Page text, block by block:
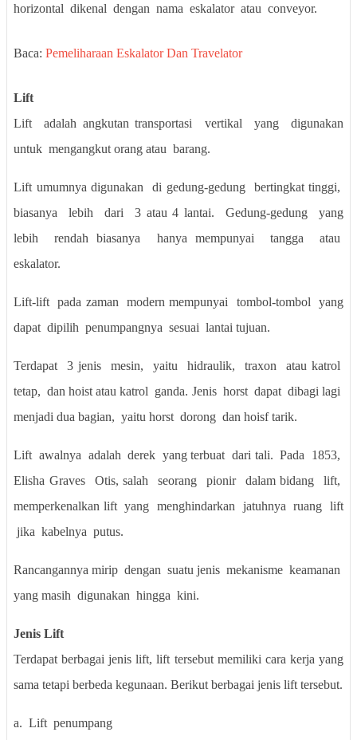
horizontal dikenal dengan nama eskalator atau conveyor.
Baca: Pemeliharaan Eskalator Dan Travelator
Lift
Lift
adalah angkutan transportasi vertikal yang
digunakan
untuk mengangkut orang atau barang.
Lift umumnya digunakan di gedung-gedung
bertingkat tinggi,
biasanya
lebih dari 3 atau 4 lantai. Gedung-gedung
yang
lebih
rendah biasanya hanya mempunyai tangga
atau
eskalator.
Lift-lift pada zaman modern mempunyai tombol-tombol
yang
dapat dipilih penumpangnya sesuai lantai tujuan.
Terdapat 3 jenis mesin, yaitu hidraulik, traxon
atau katrol
tetap, dan hoist atau katrol ganda. Jenis horst dapat dibagi lagi
menjadi dua bagian, yaitu horst dorong dan hoisf tarik.
Lift awalnya adalah derek yang terbuat dari tali. Pada
1853,
Elisha Graves
Otis, salah seorang pionir dalam bidang
lift,
memperkenalkan lift yang menghindarkan jatuhnya ruang lift
jika kabelnya putus.
Rancangannya mirip dengan suatu jenis mekanisme keamanan
yang masih digunakan hingga kini.
Jenis Lift
Terdapat berbagai jenis lift, lift tersebut memiliki cara kerja yang
sama tetapi berbeda kegunaan. Berikut berbagai jenis lift tersebut.
a. Lift penumpang